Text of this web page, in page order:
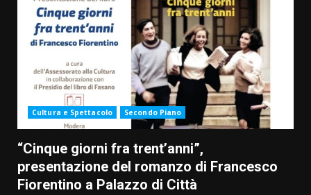
Cultura e Spettacolo Secondo Piano
“Cinque giorni fra trent’anni”,
presentazione del romanzo di Francesco
Fiorentino a Palazzo di Città